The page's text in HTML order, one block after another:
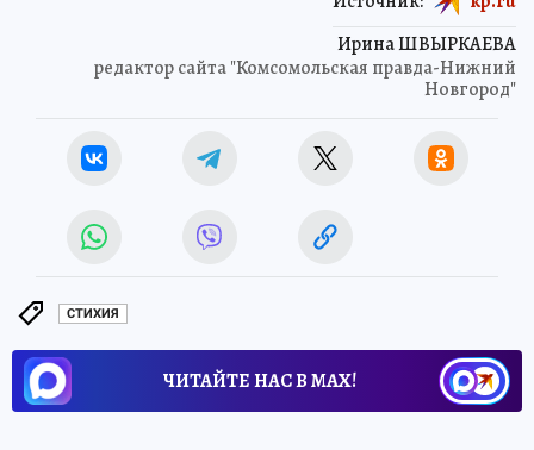
Ирина ШВЫРКАЕВА
редактор сайта "Комсомольская правда-Нижний
Новгород"
СТИХИЯ
ЧИТАЙТЕ НАС В МАХ!